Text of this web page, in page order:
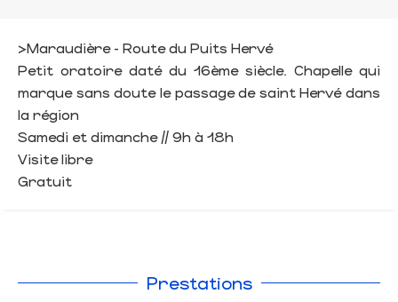
>Maraudière - Route du Puits Hervé
Petit oratoire daté du 16ème siècle. Chapelle qui
marque sans doute le passage de saint Hervé dans
la région
Samedi et dimanche // 9h à 18h
Visite libre
Gratuit
Prestations